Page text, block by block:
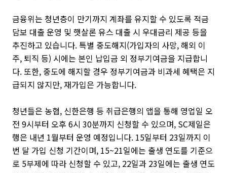
금융위는 청년층이 만기까지 계좌를 유지할 수 있도록 적금
담보 대출 운영 및 햇살론 유스 대출 시 우대금리 제공 등을
추진하고 있습니다. 특별 중도해지(가입자의 사망, 해외 이
주, 퇴직 등) 시에는 본인 납입금 외 정부기여금을 지급합니
다. 또한, 중도에 해지할 경우 정부기여금과 비과세 혜택은 지
급되지 않지만, 재가입은 가능합니다.
청년들은 농협, 신한은행 등 취급은행의 앱을 통해 영업일 오
전 9시부터 오후 6시 30분까지 신청할 수 있으며, SC제일은
행은 내년 1월부터 운영 예정입니다. 15일부터 23일까지 이
번 달 가입 신청 기간이며, 15~21일에는 출생 연도를 기준으
로 5부제에 따라 신청할 수 있고, 22일과 23일에는 출생 연도